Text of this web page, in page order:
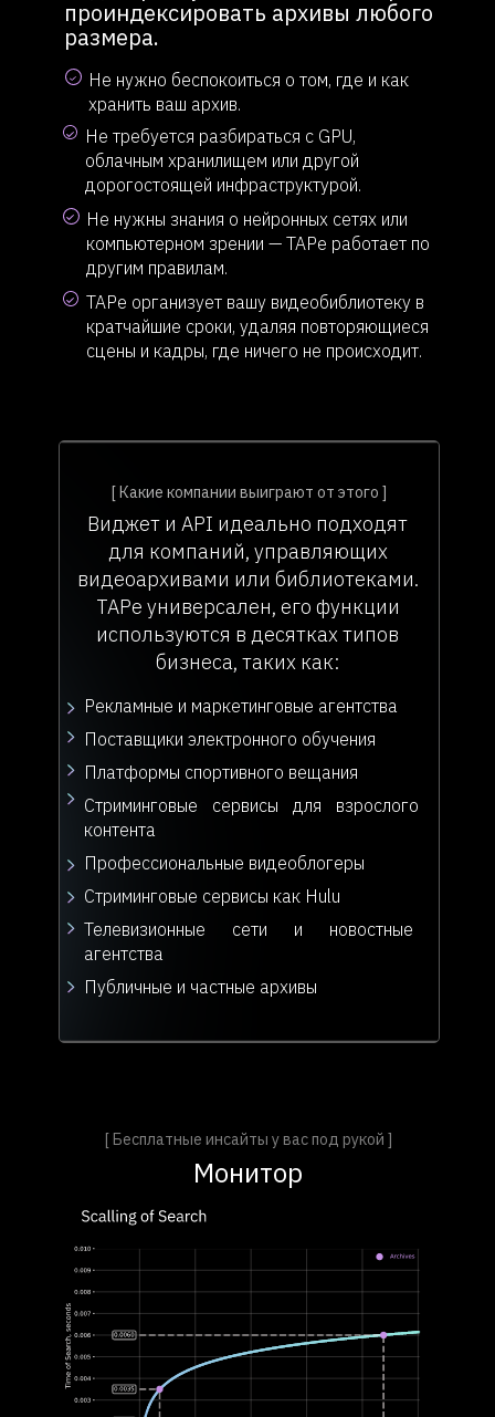
проиндексировать архивы любого
размера.
Не нужно беспокоиться о том, где и как
хранить ваш архив.
Не требуется разбираться с GPU,
облачным хранилищем или другой
дорогостоящей инфраструктурой.
Не нужны знания о нейронных сетях или
компьютерном зрении — TAPe работает по
другим правилам.
TAPe организует вашу видеобиблиотеку в
кратчайшие сроки, удаляя повторяющиеся
сцены и кадры, где ничего не происходит.
[ Какие компании выиграют от этого ]
Профессиональные видеоблогеры
Стриминговые сервисы как Hulu
Телевизионные сети и новостные
агентства
Публичные и частные архивы
Рекламные и маркетинговые агентства
Поставщики электронного обучения
Платформы спортивного вещания
Стриминговые сервисы для взрослого
контента
Виджет и API идеально подходят
для компаний, управляющих
видеоархивами или библиотеками.
TAPe универсален, его функции
используются в десятках типов
бизнеса, таких как:
Монитор
[ Бесплатные инсайты у вас под рукой ]